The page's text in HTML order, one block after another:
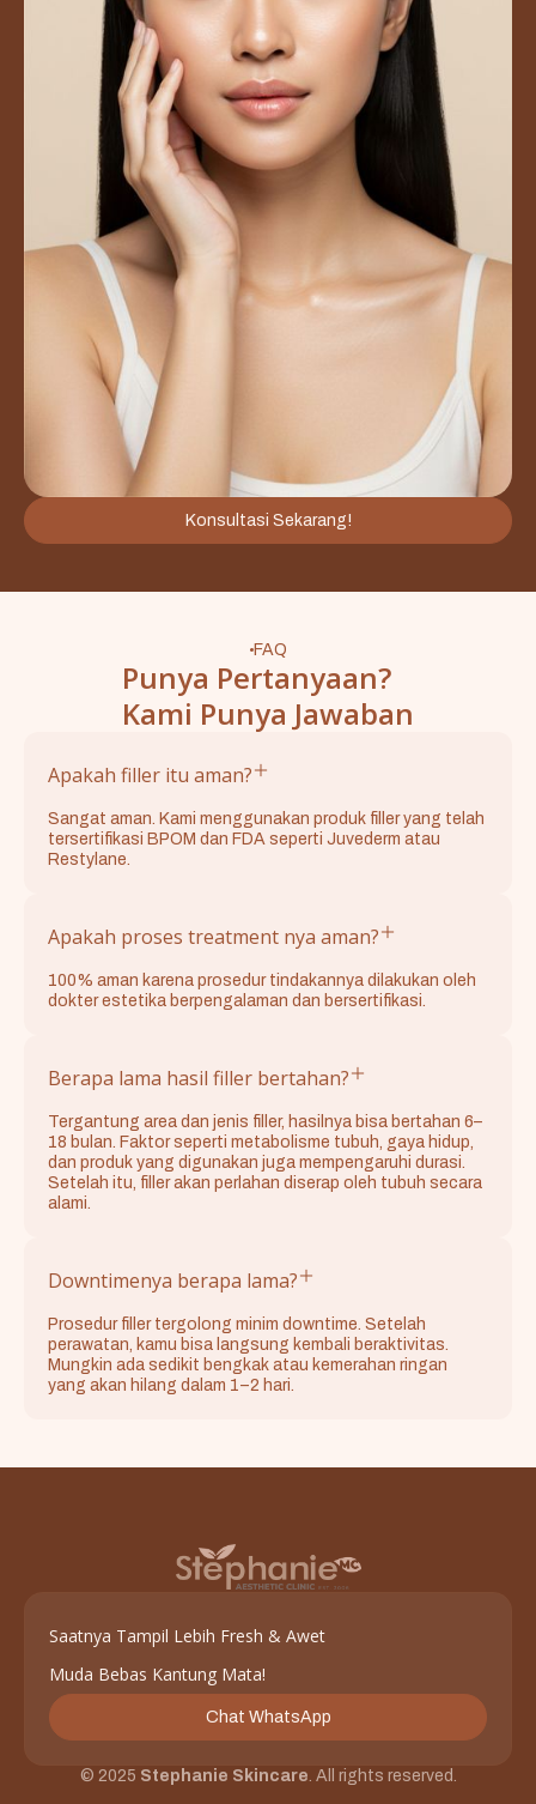
Konsultasi Sekarang!
FAQ
Punya Pertanyaan?
Kami Punya Jawaban
Apakah filler itu aman?
Sangat aman. Kami menggunakan produk filler yang telah
tersertifikasi BPOM dan FDA seperti Juvederm atau
Restylane.
Apakah proses treatment nya aman?
100% aman karena prosedur tindakannya dilakukan oleh
dokter estetika berpengalaman dan bersertifikasi.
Berapa lama hasil filler bertahan?
Tergantung area dan jenis filler, hasilnya bisa bertahan 6–
18 bulan. Faktor seperti metabolisme tubuh, gaya hidup,
dan produk yang digunakan juga mempengaruhi durasi.
Setelah itu, filler akan perlahan diserap oleh tubuh secara
alami.
Downtimenya berapa lama?
Prosedur filler tergolong minim downtime. Setelah
perawatan, kamu bisa langsung kembali beraktivitas.
Mungkin ada sedikit bengkak atau kemerahan ringan
yang akan hilang dalam 1–2 hari.
Saatnya Tampil Lebih Fresh & Awet
Muda Bebas Kantung Mata!
Chat WhatsApp
© 2025 Stephanie Skincare. All rights reserved.